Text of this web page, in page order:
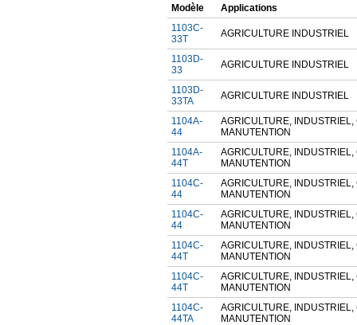
Modèle
Applications
1103C-
33T
AGRICULTURE INDUSTRIEL
1103D-
33
AGRICULTURE INDUSTRIEL
1103D-
33TA
AGRICULTURE INDUSTRIEL
1104A-
44
AGRICULTURE,
MANUTENTION
1104A-
44T
AGRICULTURE,
MANUTENTION
1104C-
44
AGRICULTURE,
MANUTENTION
1104C-
44
AGRICULTURE,
MANUTENTION
1104C-
44T
AGRICULTURE,
MANUTENTION
1104C-
44T
AGRICULTURE,
MANUTENTION
1104C-
44TA
AGRICULTURE,
MANUTENTION